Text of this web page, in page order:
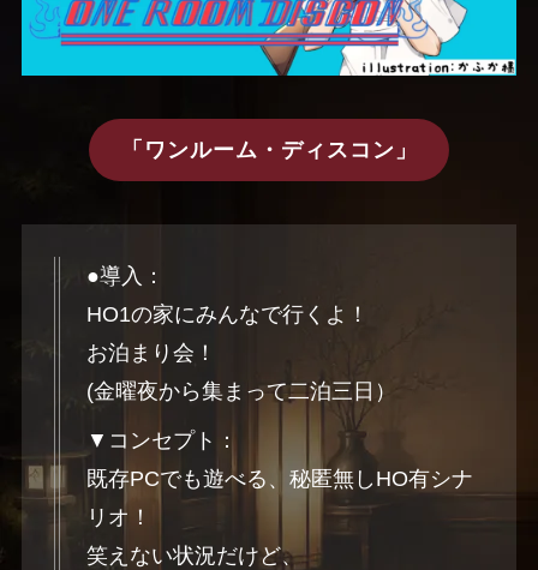
「ワンルーム・ディスコン」
●導入：
HO1の家にみんなで行くよ！
お泊まり会！
(金曜夜から集まって二泊三日）
▼コンセプト：
既存PCでも遊べる、秘匿無しHO有シナ
リオ！
笑えない状況だけど、